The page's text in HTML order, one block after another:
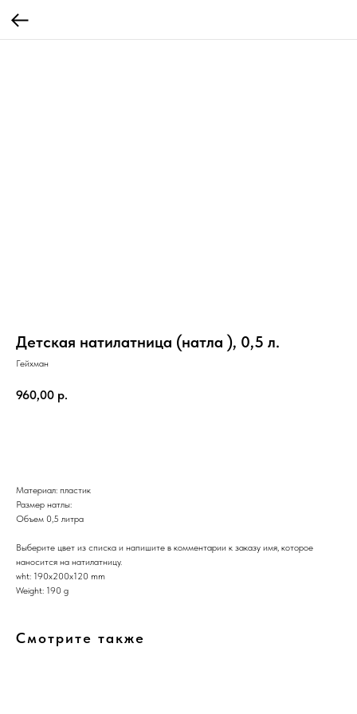
Детская натилатница (натла ), 0,5 л.
Гейхман
960,00 р.
Материал: пластик
Размер натлы:
Объем 0,5 литра
Выберите цвет из списка и напишите в комментарии к заказу имя, которое
наносится на натилатницу.
wht: 190x200x120 mm
Weight: 190 g
Смотрите также